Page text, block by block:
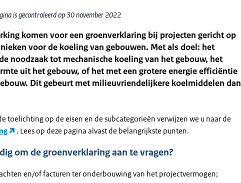
is gecontroleerd op 30 november 2022
komen voor een groenverklaring bij projecten gericht op
voor de koeling van gebouwen. Met als doel: het
noodzaak tot mechanische koeling van het gebouw, het
uit het gebouw, of het met een grotere energie efficiëntie
Dit gebeurt met milieuvriendelijkere koelmiddelen dan
toelichting op de eisen en de subcategorieën verwijzen we u naar de
. Lees op deze pagina alvast de belangrijkste punten.
om de groenverklaring aan te vragen?
en/of facturen ter onderbouwing van het projectvermogen;